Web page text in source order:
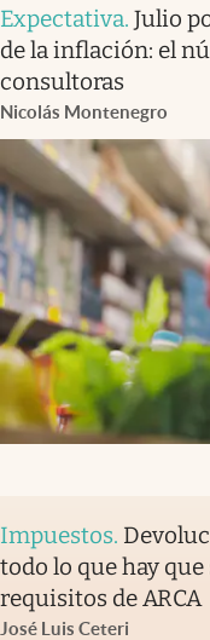
Expectativa. Julio
de la inflación: el
consultoras
Nicolás Montenegro
Impuestos.
todo lo que hay
requisitos de ARCA
José Luis Ceteri